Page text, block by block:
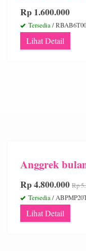
Rp 1.600.000
Tersedia /
Lihat Detail
Anggrek
Rp 4.800.000 Rp
Tersedia /
Lihat Detail